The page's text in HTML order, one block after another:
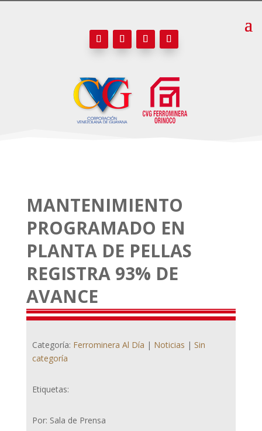
MANTENIMIENTO
PROGRAMADO EN
PLANTA DE PELLAS
REGISTRA 93% DE
AVANCE
Categoría: Ferrominera Al Día | Noticias | Sin
categoría
Etiquetas:
Por: Sala de Prensa